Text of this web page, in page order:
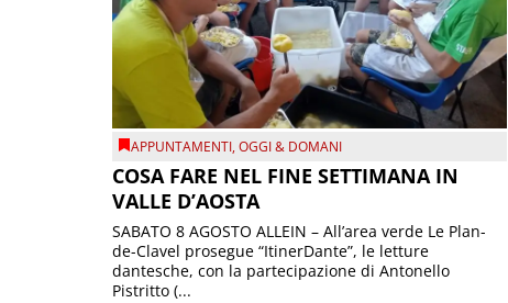
APPUNTAMENTI,OGGI & DOMANI
COSA FARE NEL FINE SETTIMANA IN
VALLE D’AOSTA
SABATO 8 AGOSTO ALLEIN – All’area verde Le Plan-
de-Clavel prosegue “ItinerDante”, le letture
dantesche, con la partecipazione di Antonello
Pistritto (...